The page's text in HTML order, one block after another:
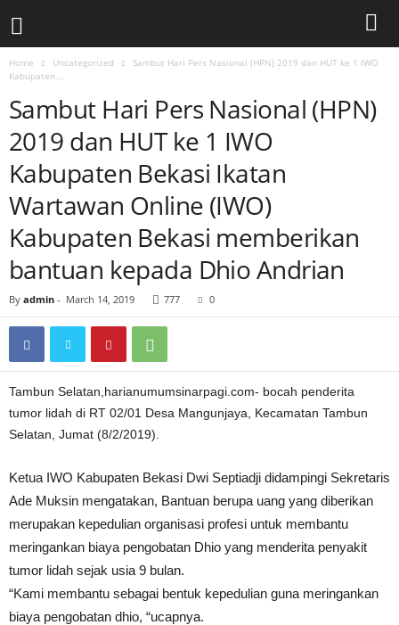
Home Uncategorized
Sambut Hari Pers Nasional (HPN) 2019 dan HUT ke 1 IWO
Kabupaten...
Sambut Hari Pers Nasional (HPN)
2019 dan HUT ke 1 IWO
Kabupaten Bekasi Ikatan
Wartawan Online (IWO)
Kabupaten Bekasi memberikan
bantuan kepada Dhio Andrian
By admin - March 14, 2019 777 0
Tambun Selatan,harianumumsinarpagi.com- bocah penderita
tumor lidah di RT 02/01 Desa Mangunjaya, Kecamatan Tambun
Selatan, Jumat (8/2/2019).
Ketua IWO Kabupaten Bekasi Dwi Septiadji didampingi Sekretaris
Ade Muksin mengatakan, Bantuan berupa uang yang diberikan
merupakan kepedulian organisasi profesi untuk membantu
meringankan biaya pengobatan Dhio yang menderita penyakit
tumor lidah sejak usia 9 bulan.
“Kami membantu sebagai bentuk kepedulian guna meringankan
biaya pengobatan dhio, “ucapnya.